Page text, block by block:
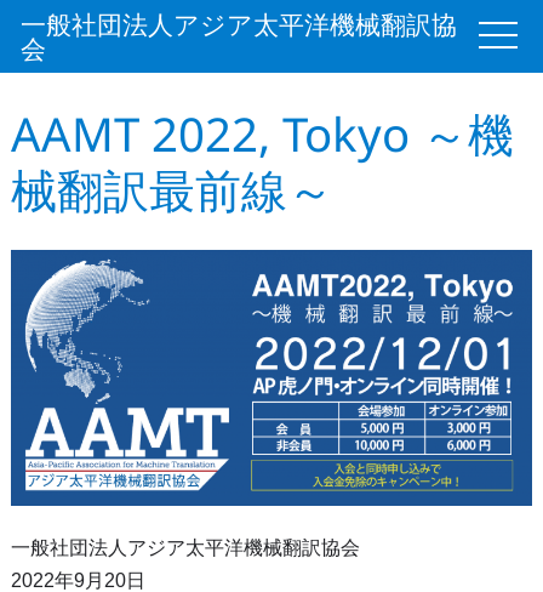
一般社団法人アジア太平洋機械翻訳協
会
AAMT 2022, Tokyo ～機
械翻訳最前線～
一般社団法人アジア太平洋機械翻訳協会
2022年9月20日